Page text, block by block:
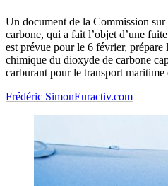
Un document de la Commission
carbone, qui a fait l’objet d’une
est prévue pour le 6 février,
chimique du dioxyde de carbone
carburant pour le transport maritime
Frédéric SimonEuractiv.com